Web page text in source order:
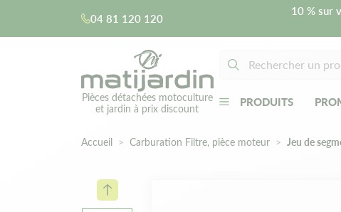
04 81 120 120
10 % sur
Pièces détachées motoculture
et jardin à prix discount
PRODUITS
Accueil Carburation Filtre, pièce moteur Jeu de